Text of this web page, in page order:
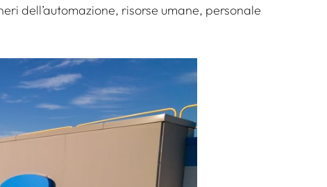
dell’automazione, risorse umane, personale